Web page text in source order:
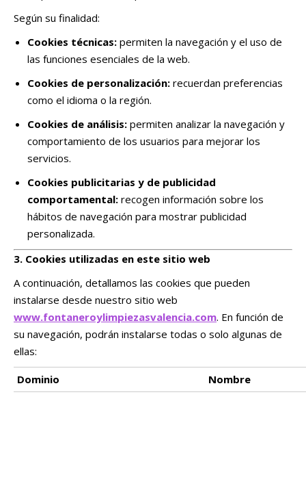
Según su finalidad:
Cookies técnicas: permiten la navegación y el uso de
las funciones esenciales de la web.
Cookies de personalización: recuerdan preferencias
como el idioma o la región.
Cookies de análisis: permiten analizar la navegación y
comportamiento de los usuarios para mejorar los
servicios.
Cookies publicitarias y de publicidad
comportamental: recogen información sobre los
hábitos de navegación para mostrar publicidad
personalizada.
3. Cookies utilizadas en este sitio web
A continuación, detallamos las cookies que pueden
instalarse desde nuestro sitio web
www.fontaneroylimpiezasvalencia.com. En función de
su navegación, podrán instalarse todas o solo algunas de
ellas:
Dominio Nombre